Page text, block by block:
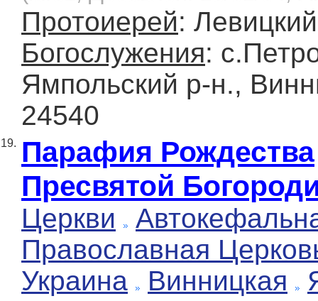
Протоиерей:
Богослужения:
Ямпольский р-н.,
24540
19. Парафия Рождества
Пресвятой
Церкви
Православная
Украина
Винницкая